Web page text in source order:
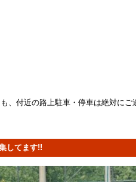
、付近の路上駐車・停車は絶対にご
してます!!